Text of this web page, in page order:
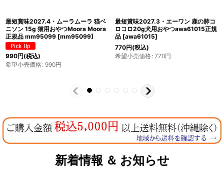
最短賞味2027.2・エーワン 鹿の肩甲
骨100g犬用おやつawa61008正規品
[awa61008]
1,357円(税込)
希望小売価格: 1,357円
最短賞味2027.4・エーワン 鹿の肋骨
(アバラ)40g犬用おやつawa60124正
規品 [awa60124
825円(税込)
希望小売価格: 825円
新着情報 ＆ お知らせ